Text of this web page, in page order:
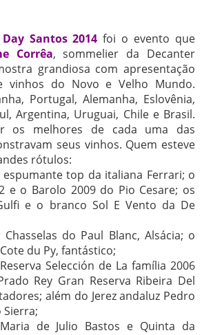
Santos 2014 foi o evento que
Corrêa, sommelier da Decanter
grandiosa com apresentação
vinhos do Novo e Velho Mundo.
Portugal, Alemanha, Eslovênia,
Argentina, Uruguai, Chile e Brasil.
os melhores de cada uma das
seus vinhos. Quem esteve
rótulos:
top da italiana Ferrari; o
e o Barolo 2009 do Pio Cesare; os
e o branco Sol E Vento da De
do Paul Blanc, Alsácia; o
du Py, fantástico;
Selección de La família 2006
Rey Gran Reserva Ribeira Del
além do Jerez andaluz Pedro
Sierra;
de Julio Bastos e Quinta da